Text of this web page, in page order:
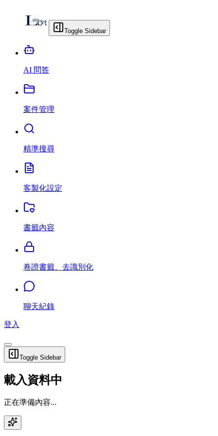
Toggle Sidebar
AI 問答
案件管理
精準搜尋
客製化設定
書籤內容
卷證書籤、去識別化
聊天紀錄
登入
Toggle Sidebar
載入資料中
正在準備內容...